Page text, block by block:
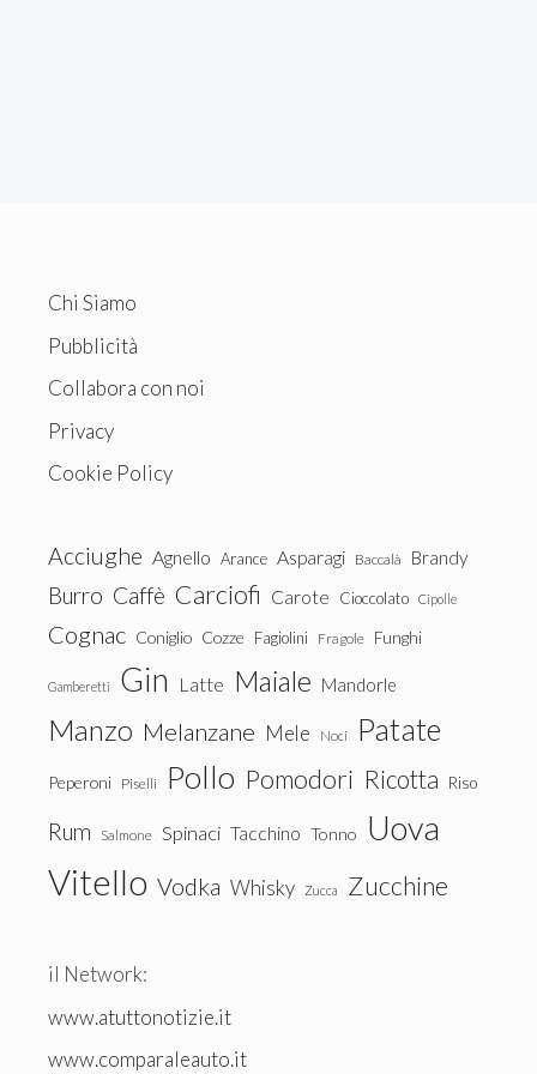
Chi Siamo
Pubblicità
Collabora con noi
Privacy
Cookie Policy
Acciughe Agnello Arance Asparagi Baccalà Brandy
Burro Caffè Carciofi Carote Cioccolato Cipolle
Cognac Coniglio Cozze Fagiolini Fragole Funghi
Gamberetti Gin Latte Maiale Mandorle
Manzo Melanzane Mele Noci Patate
Peperoni Piselli Pollo Pomodori Ricotta Riso
Rum Salmone Spinaci Tacchino Tonno Uova
Vitello Vodka Whisky Zucca Zucchine
il Network:
www.atuttonotizie.it
www.comparaleauto.it